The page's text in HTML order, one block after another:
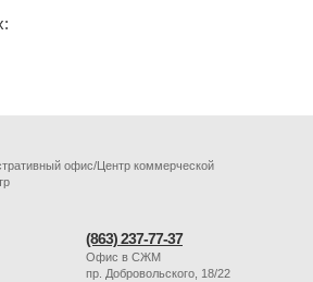
офис/Центр коммерческой
(863) 237-77-37
Офис в СЖМ
пр. Добровольского, 18/22